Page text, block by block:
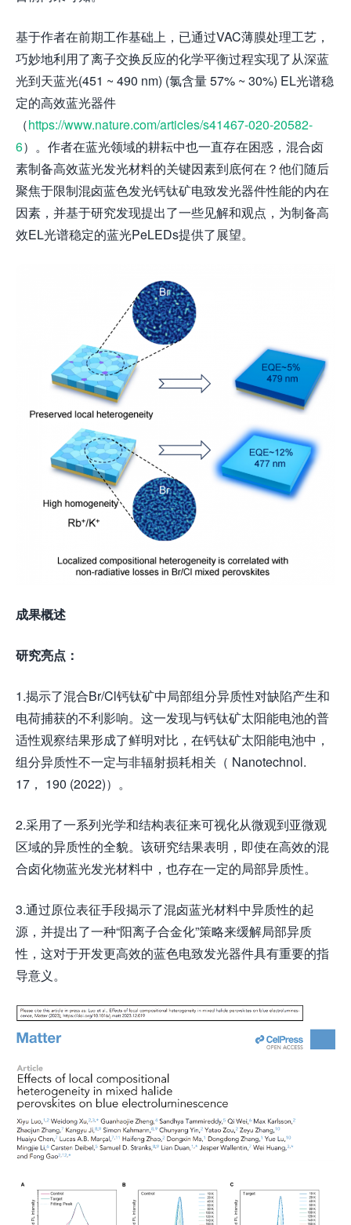
基于作者在前期工作基础上，已通过VAC薄膜处理工艺，
巧妙地利用了离子交换反应的化学平衡过程实现了从深蓝
光到天蓝光(451 ~ 490 nm) (氯含量 57% ~ 30%) EL光谱稳
定的高效蓝光器件
（https://www.nature.com/articles/s41467-020-20582-
6）。作者在蓝光领域的耕耘中也一直存在困惑，混合卤
素制备高效蓝光发光材料的关键因素到底何在？他们随后
聚焦于限制混卤蓝色发光钙钛矿电致发光器件性能的内在
因素，并基于研究发现提出了一些见解和观点，为制备高
效EL光谱稳定的蓝光PeLEDs提供了展望。
成果概述
研究亮点：
1.揭示了混合Br/Cl钙钛矿中局部组分异质性对缺陷产生和
电荷捕获的不利影响。这一发现与钙钛矿太阳能电池的普
适性观察结果形成了鲜明对比，在钙钛矿太阳能电池中，
组分异质性不一定与非辐射损耗相关（ Nanotechnol.
17， 190 (2022)）。
2.采用了一系列光学和结构表征来可视化从微观到亚微观
区域的异质性的全貌。该研究结果表明，即使在高效的混
合卤化物蓝光发光材料中，也存在一定的局部异质性。
3.通过原位表征手段揭示了混卤蓝光材料中异质性的起
源，并提出了一种“阳离子合金化”策略来缓解局部异质
性，这对于开发更高效的蓝色电致发光器件具有重要的指
导意义。